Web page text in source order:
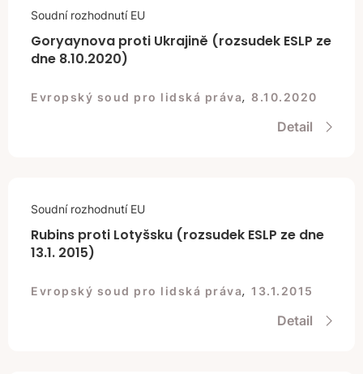
Soudní rozhodnutí EU
Goryaynova proti Ukrajině (rozsudek ESLP ze
dne 8.10.2020)
Evropský soud pro lidská práva, 8.10.2020
Detail
Soudní rozhodnutí EU
Rubins proti Lotyšsku (rozsudek ESLP ze dne
13.1. 2015)
Evropský soud pro lidská práva, 13.1.2015
Detail